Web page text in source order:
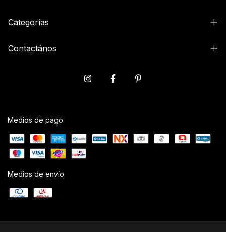
Categorías
Contactános
Medios de pago
Medios de envío